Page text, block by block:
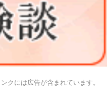
クには広告が含まれています。